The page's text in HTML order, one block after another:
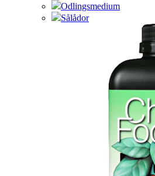
Odlingsmedium
Sålådor